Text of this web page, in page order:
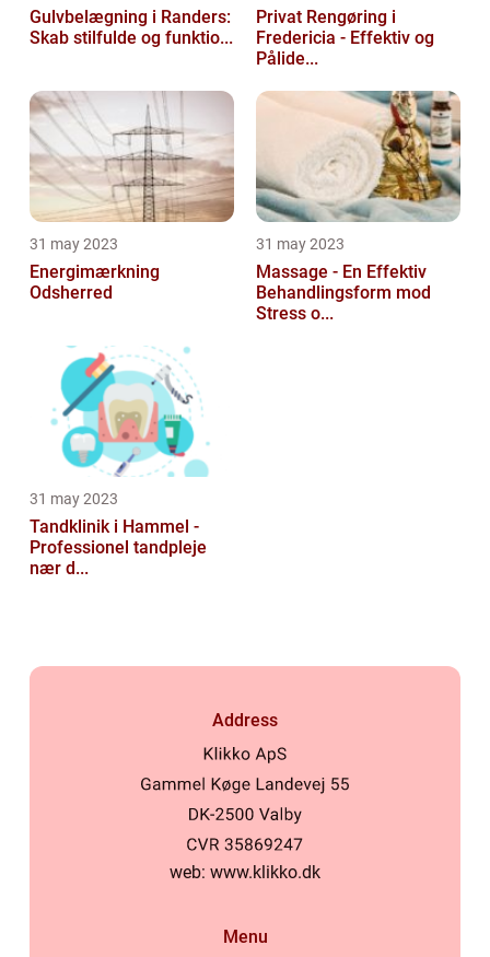
Gulvbelægning i Randers:
Skab stilfulde og funktio...
Privat Rengøring i
Fredericia - Effektiv og
Pålide...
31 may 2023
Energimærkning
Odsherred
31 may 2023
Massage - En Effektiv
Behandlingsform mod
Stress o...
31 may 2023
Tandklinik i Hammel -
Professionel tandpleje
nær d...
Address
web: www.klikko.dk
Menu